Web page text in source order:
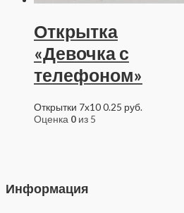
Открытка
«Девочка с
телефоном»
Открытки 7x100.25 руб.
Оценка 0 из 5
Информация